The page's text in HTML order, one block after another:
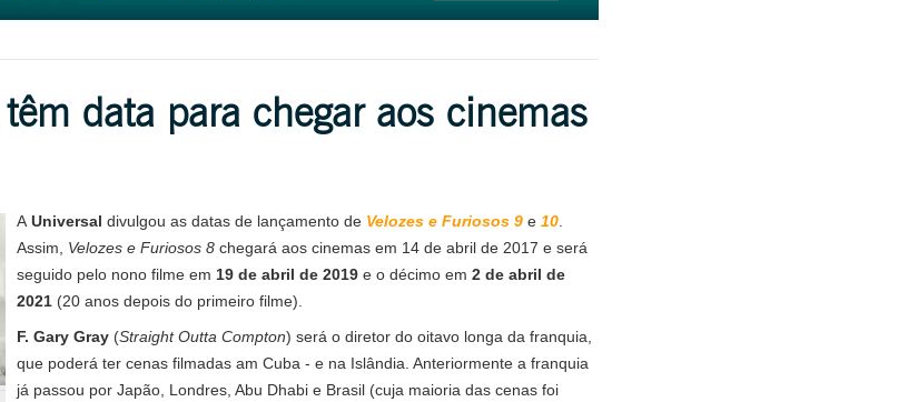
data para chegar aos cinemas
A Universal divulgou as datas de lançamento de Velozes e Furiosos 9e 10.
Assim, Velozes e Furiosos 8chegará aos cinemas em 14 de abril de 2017 e será
seguido pelo nono filme em 19 de abril de 2019e o décimo em 2 de abril de
2021(20 anos depois do primeiro filme).
F. Gary Gray(Straight Outta Compton) será o diretor do oitavo longa da franquia,
que poderá ter cenas filmadas am Cuba - e na Islândia . Anteriormente a franquia
já passou por Japão, Londres, Abu Dhabi e Brasil (cuja maioria das cenas foi